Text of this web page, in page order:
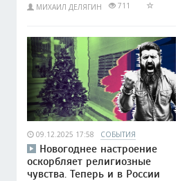
МИХАИЛ ДЕЛЯГИН 711
09.12.2025 17:58 СОБЫТИЯ
Новогоднее настроение
оскорбляет религиозные
чувства. Теперь и в России